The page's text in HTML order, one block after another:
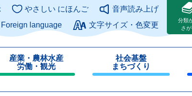
このページの本文へ
やさしい にほんご
音声読み上げ
Foreign language
文字サイズ・色変更
分類
さ
産業・農林水産
労働・観光
社会基盤
まちづくり
じ